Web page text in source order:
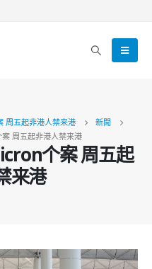
周五起非港人禁来港
新聞
周五起非港人禁来港
个案 周五起
来港